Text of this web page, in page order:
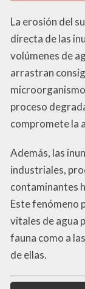
La erosión del
directa de las
volúmenes de
arrastran
proceso
compromete la
Además, las
industriales,
contaminantes
Este fenómeno
vitales de agua
fauna como a
de ellas.